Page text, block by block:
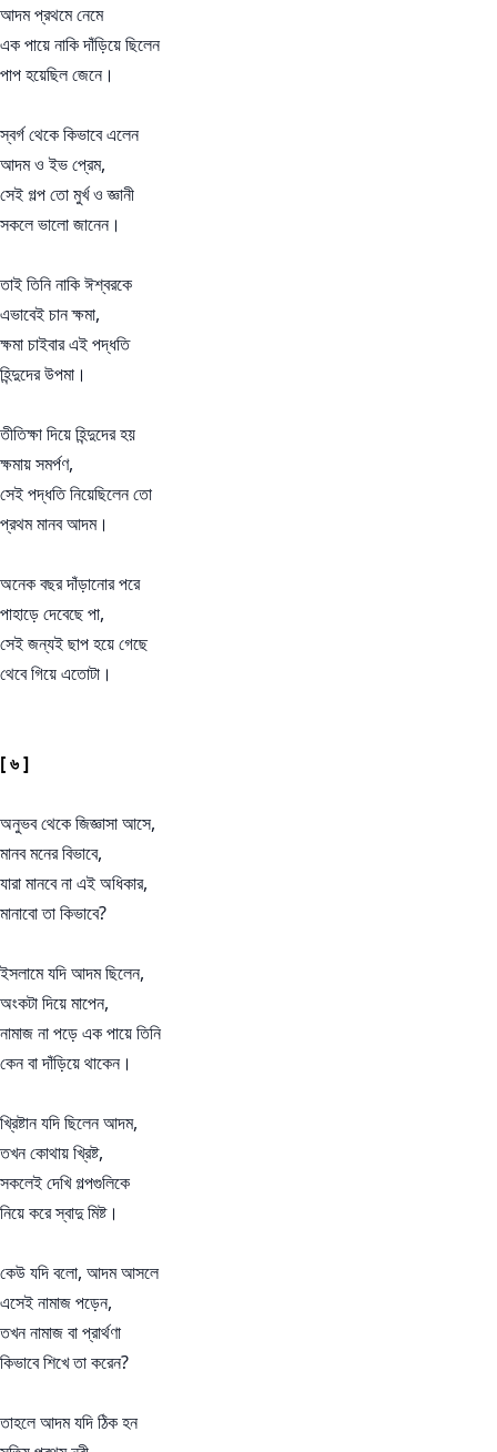
আদম প্রথমে নেমে
এক পায়ে নাকি দাঁড়িয়ে ছিলেন
পাপ হয়েছিল জেনে।
স্বর্গ থেকে কিভাবে এলেন
আদম ও ইভ প্রেম,
সেই গল্প তো মুর্খ ও জ্ঞানী
সকলে ভালো জানেন।
তাই তিনি নাকি ঈশ্বরকে
এভাবেই চান ক্ষমা,
ক্ষমা চাইবার এই পদ্ধতি
হিন্দুদের উপমা।
তীতিক্ষা দিয়ে হিন্দুদের হয়
ক্ষমায় সমর্পণ,
সেই পদ্ধতি নিয়েছিলেন তো
প্রথম মানব আদম।
অনেক বছর দাঁড়ানোর পরে
পাহাড়ে দেবেছে পা,
সেই জন্যই ছাপ হয়ে গেছে
থেবে গিয়ে এতোটা।
[ ৬ ]
অনুভব থেকে জিজ্ঞাসা আসে,
মানব মনের বিভাবে,
যারা মানবে না এই অধিকার,
মানাবো তা কিভাবে?
ইসলামে যদি আদম ছিলেন,
অংকটা দিয়ে মাপেন,
নামাজ না পড়ে এক পায়ে তিনি
কেন বা দাঁড়িয়ে থাকেন।
খ্রিষ্টান যদি ছিলেন আদম,
তখন কোথায় খ্রিষ্ট,
সকলেই দেখি গল্পগুলিকে
নিয়ে করে স্বাদু মিষ্ট।
কেউ যদি বলো, আদম আসলে
এসেই নামাজ পড়েন,
তখন নামাজ বা প্রার্থণা
কিভাবে শিখে তা করেন?
তাহলে আদম যদি ঠিক হন